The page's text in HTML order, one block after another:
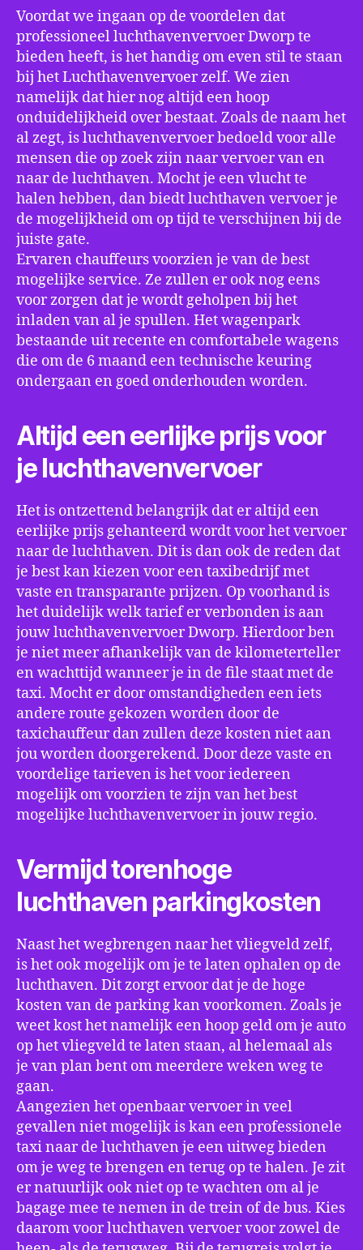
Voordat we ingaan op de voordelen dat
professioneel luchthavenvervoer Dworp te
bieden heeft, is het handig om even stil te staan
bij het Luchthavenvervoer zelf. We zien
namelijk dat hier nog altijd een hoop
onduidelijkheid over bestaat. Zoals de naam het
al zegt, is luchthavenvervoer bedoeld voor alle
mensen die op zoek zijn naar vervoer van en
naar de luchthaven. Mocht je een vlucht te
halen hebben, dan biedt luchthaven vervoer je
de mogelijkheid om op tijd te verschijnen bij de
juiste gate.
Ervaren chauffeurs voorzien je van de best
mogelijke service. Ze zullen er ook nog eens
voor zorgen dat je wordt geholpen bij het
inladen van al je spullen. Het wagenpark
bestaande uit recente en comfortabele wagens
die om de 6 maand een technische keuring
ondergaan en goed onderhouden worden.
Altijd een eerlijke prijs voor
je luchthavenvervoer
Het is ontzettend belangrijk dat er altijd een
eerlijke prijs gehanteerd wordt voor het vervoer
naar de luchthaven. Dit is dan ook de reden dat
je best kan kiezen voor een taxibedrijf met
vaste en transparante prijzen. Op voorhand is
het duidelijk welk tarief er verbonden is aan
jouw luchthavenvervoer Dworp. Hierdoor ben
je niet meer afhankelijk van de kilometerteller
en wachttijd wanneer je in de file staat met de
taxi. Mocht er door omstandigheden een iets
andere route gekozen worden door de
taxichauffeur dan zullen deze kosten niet aan
jou worden doorgerekend. Door deze vaste en
voordelige tarieven is het voor iedereen
mogelijk om voorzien te zijn van het best
mogelijke luchthavenvervoer in jouw regio.
Vermijd torenhoge
luchthaven parkingkosten
Naast het wegbrengen naar het vliegveld zelf,
is het ook mogelijk om je te laten ophalen op de
luchthaven. Dit zorgt ervoor dat je de hoge
kosten van de parking kan voorkomen. Zoals je
weet kost het namelijk een hoop geld om je auto
op het vliegveld te laten staan, al helemaal als
je van plan bent om meerdere weken weg te
gaan.
Aangezien het openbaar vervoer in veel
gevallen niet mogelijk is kan een professionele
taxi naar de luchthaven je een uitweg bieden
om je weg te brengen en terug op te halen. Je zit
er natuurlijk ook niet op te wachten om al je
bagage mee te nemen in de trein of de bus. Kies
daarom voor luchthaven vervoer voor zowel de